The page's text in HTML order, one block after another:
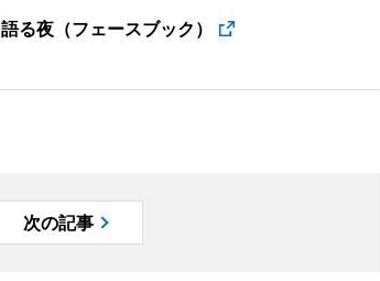
語る夜（フェースブック）
次の記事